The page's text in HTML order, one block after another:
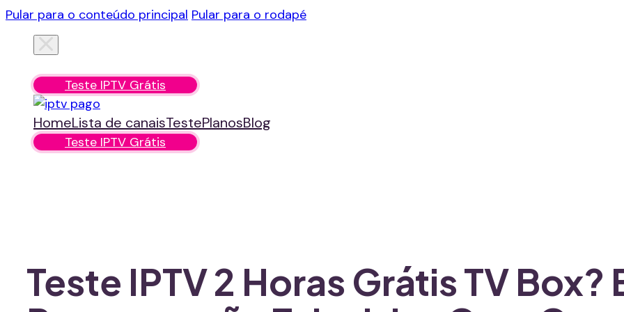
Pular para o conteúdo principal Pular para o rodapé
Teste IPTV Grátis
HomeLista de canaisTestePlanosBlog
Teste IPTV Grátis
Teste IPTV 2 Horas Grátis TV